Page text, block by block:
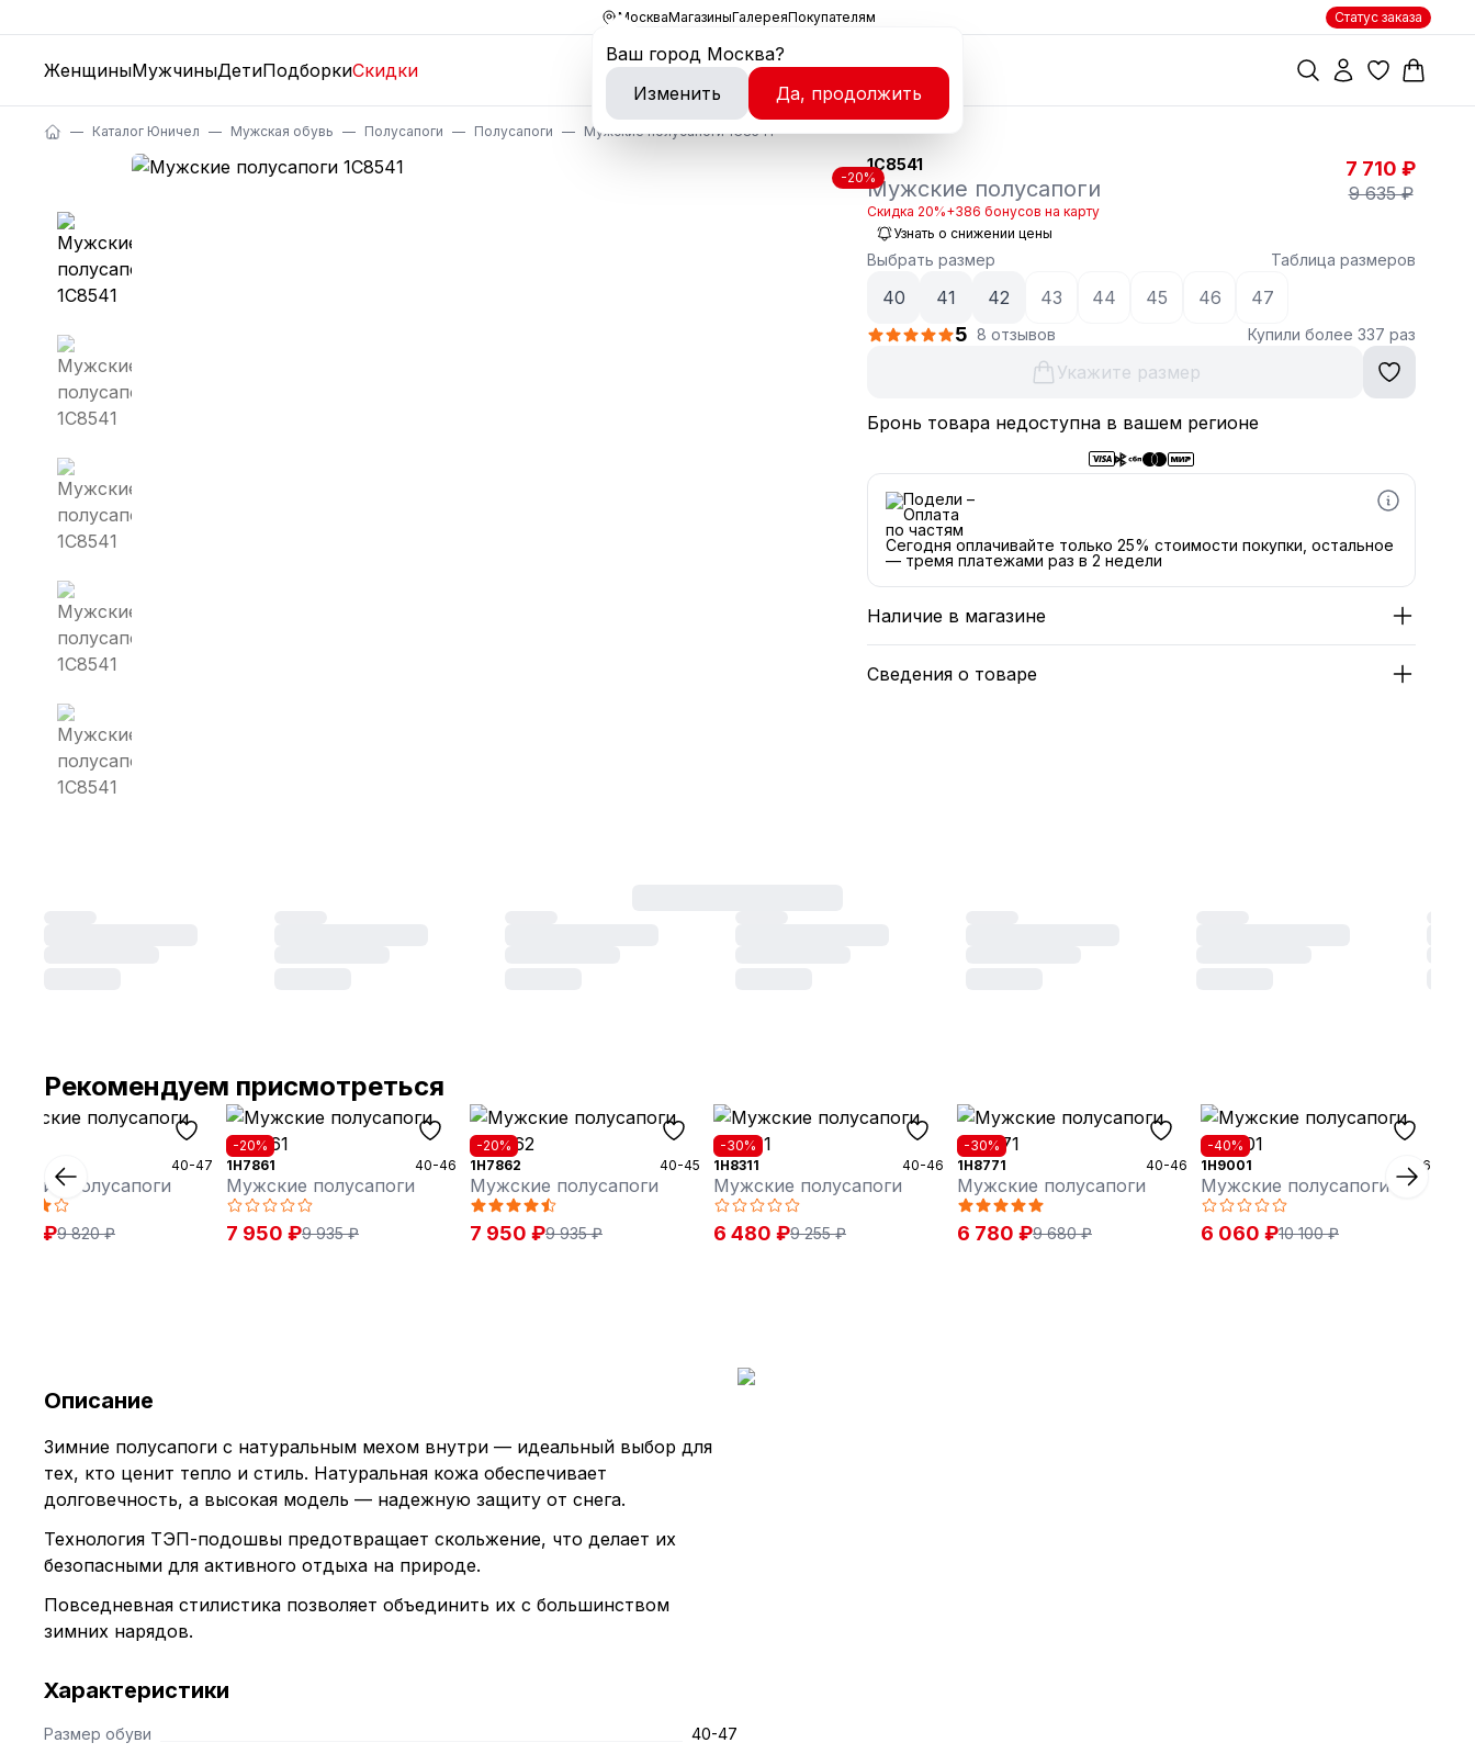
Москва
Ваш город Москва?
Изменить
Да, продолжить
МагазиныГалереяПокупателям Статус заказа
ЖенщиныМужчиныДетиПодборкиСкидки
Каталог Юничел Мужская обувь Полусапоги Полусапоги Мужские полусапоги 1C8541
-20% 7 710 ₽
9 635 ₽
1C8541
Мужские полусапоги
Скидка 20%+386 бонусов на карту
Узнать о снижении цены
Выбрать размер Таблица размеров
40 41 42 43 44 45 46 47
5 8 отзывов Купили более 337 раз
Укажите размер
Бронь товара недоступна в вашем регионе
Сегодня оплачивайте только 25% стоимости покупки, остальное
— тремя платежами раз в 2 недели
Наличие в магазине
Сведения о товаре
Рекомендуем присмотреться
40-47
полусапоги
₽9 820 ₽
-20%
1H7861
40-46
Мужские полусапоги
7 950 ₽9 935 ₽
-20%
1H7862
40-45
Мужские полусапоги
7 950 ₽9 935 ₽
-30%
1H8311
40-46
Мужские полусапоги
6 480 ₽9 255 ₽
-30%
1H8771
40-46
Мужские полусапоги
6 780 ₽9 680 ₽
-40%
1H9001
40-46
Мужские полусапоги
6 060 ₽10 100 ₽
Описание
Зимние полусапоги с натуральным мехом внутри — идеальный выбор для
тех, кто ценит тепло и стиль. Натуральная кожа обеспечивает
долговечность, а высокая модель — надежную защиту от снега.
Технология ТЭП-подошвы предотвращает скольжение, что делает их
безопасными для активного отдыха на природе.
Повседневная стилистика позволяет объединить их с большинством
зимних нарядов.
Характеристики
Размер обуви
40-47